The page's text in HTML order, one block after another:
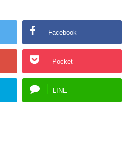
Facebook
Pocket
LINE